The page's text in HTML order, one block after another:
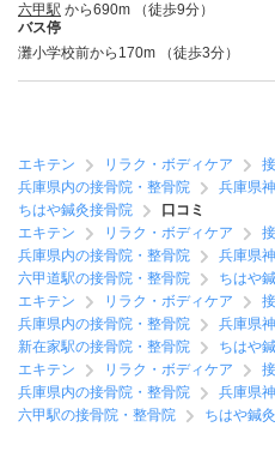
六甲駅 から690m （徒歩9分）
バス停
灘小学校前から170m （徒歩3分）
エキテン リラク・ボディケア
兵庫県内の接骨院・整骨院
兵庫県
ちはや鍼灸接骨院
口コミ
エキテン
リラク・ボディケア
兵庫県内の接骨院・整骨院
兵庫県
六甲道駅の接骨院・整骨院
ちはや
エキテン
リラク・ボディケア
兵庫県内の接骨院・整骨院
兵庫県
新在家駅の接骨院・整骨院
ちはや
エキテン
リラク・ボディケア
兵庫県内の接骨院・整骨院
兵庫県
六甲駅の接骨院・整骨院
ちはや鍼